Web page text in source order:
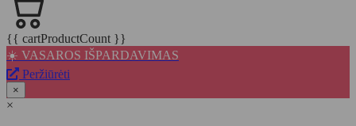
{{ cartProductCount }}
☀️ VASAROS IŠPARDAVIMAS
Peržiūrėti
×
×